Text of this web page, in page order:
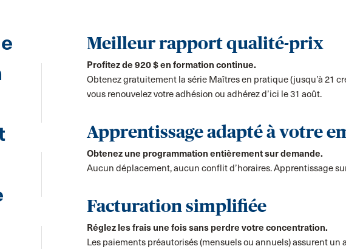
Meilleur rapport qualité-prix
Profitez de 920 $ en formation continue.
Obtenez gratuitement la série Maîtres en pratique (jusqu’à 21
vous renouvelez votre adhésion ou adhérez d’ici le 31 août.
Apprentissage adapté à votre
Obtenez une programmation entièrement sur demande.
Aucun déplacement, aucun conflit d’horaires. Apprentissage
Facturation simplifiée
Réglez les frais une fois sans perdre votre concentration.
Les paiements préautorisés (mensuels ou annuels) assurent un